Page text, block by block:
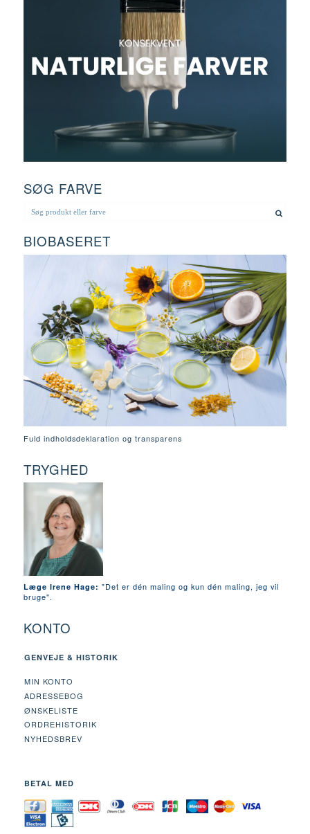
SØG FARVE
BIOBASERET
Fuld indholdsdeklaration og transparens
TRYGHED
Læge Irene Hage: "Det er dén maling og kun dén maling, jeg vil
bruge".
KONTO
GENVEJE & HISTORIK
MIN KONTO
ADRESSEBOG
ØNSKELISTE
ORDREHISTORIK
NYHEDSBREV
BETAL MED